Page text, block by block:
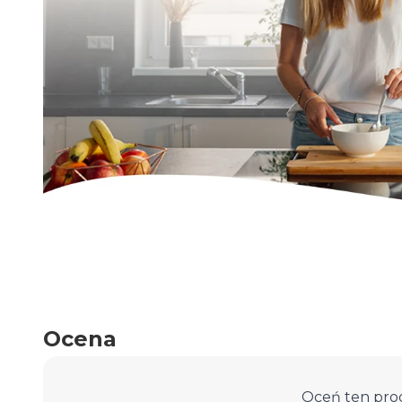
Ocena
Oceń ten